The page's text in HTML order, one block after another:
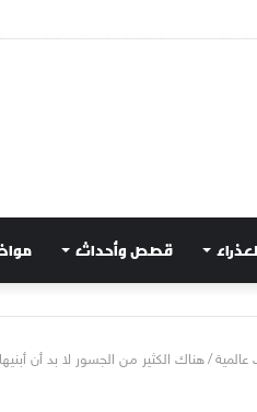
قصص وأحداث
عالمية/هناك الكثير من الجسور لا بد أن